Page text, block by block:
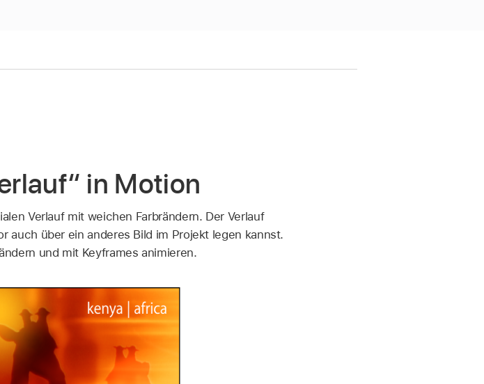
in Motion
Verlauf mit weichen Farbrändern. Der Verlauf
auch über ein anderes Bild im Projekt legen kannst.
und mit Keyframes animieren.